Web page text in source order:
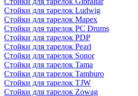
Стойки для тарелок Ludwig
Стойки для тарелок Mapex
Стойки для тарелок PC Drums
Стойки для тарелок PDP
Стойки для тарелок Pearl
Стойки для тарелок Sonor
Стойки для тарелок Tama
Стойки для тарелок Tamburo
Стойки для тарелок TJW
Стойки для тарелок Zowag